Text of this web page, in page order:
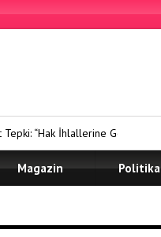
Göz Yumanları Kınıyoruz”
Magazin Politika